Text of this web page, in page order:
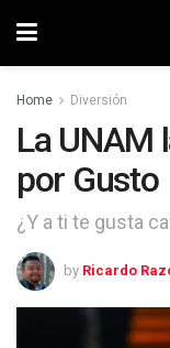
Home Diversión
La UNAM
por Gusto
¿Y a ti te gusta
by Ricardo